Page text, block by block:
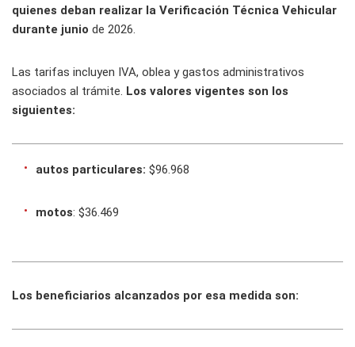
quienes deban realizar la Verificación Técnica Vehicular
durante junio de 2026.
Las tarifas incluyen IVA, oblea y gastos administrativos
asociados al trámite. Los valores vigentes son los
siguientes:
autos particulares: $96.968
motos: $36.469
Los beneficiarios alcanzados por esa medida son: